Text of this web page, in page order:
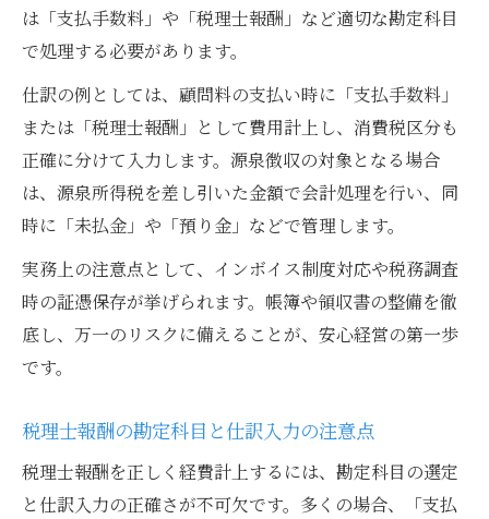
は「支払手数料」や「税理士報酬」など適切な勘定科目
で処理する必要があります。
仕訳の例としては、顧問料の支払い時に「支払手数料」
または「税理士報酬」として費用計上し、消費税区分も
正確に分けて入力します。源泉徴収の対象となる場合
は、源泉所得税を差し引いた金額で会計処理を行い、同
時に「未払金」や「預り金」などで管理します。
実務上の注意点として、インボイス制度対応や税務調査
時の証憑保存が挙げられます。帳簿や領収書の整備を徹
底し、万一のリスクに備えることが、安心経営の第一歩
です。
税理士報酬の勘定科目と仕訳入力の注意点
税理士報酬を正しく経費計上するには、勘定科目の選定
と仕訳入力の正確さが不可欠です。多くの場合、「支払